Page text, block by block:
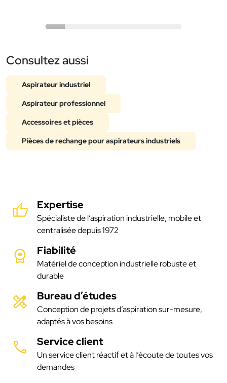
Consultez aussi
Aspirateur industriel
Aspirateur professionnel
Accessoires et pièces
Pièces de rechange pour aspirateurs industriels
Expertise
Spécialiste de l’aspiration industrielle, mobile et
centralisée depuis 1972
Fiabilité
Matériel de conception industrielle robuste et
durable
Bureau d’études
Conception de projets d’aspiration sur-mesure,
adaptés à vos besoins
Service client
Un service client réactif et à l’écoute de toutes vos
demandes